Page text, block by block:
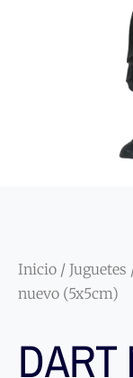
Inicio / Juguetes
nuevo (5x5cm)
DART